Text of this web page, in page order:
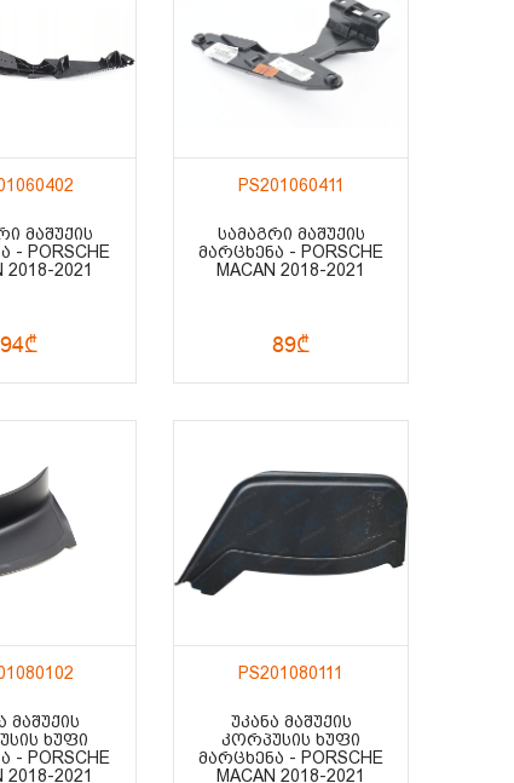
ᲛᲐᲨᲣᲥᲘᲡ
- PORSCHE
2018-2021
94₾
PS201060411
ᲡᲐᲛᲐᲒᲠᲘ ᲛᲐᲨᲣᲥᲘᲡ
ᲛᲐᲠᲪᲮᲔᲜᲐ - PORSCHE
MACAN 2018-2021
89₾
ᲛᲐᲨᲣᲥᲘᲡ
ᲮᲣᲤᲘ
- PORSCHE
2018-2021
PS201080111
ᲣᲙᲐᲜᲐ ᲛᲐᲨᲣᲥᲘᲡ
ᲙᲝᲠᲞᲣᲡᲘᲡ ᲮᲣᲤᲘ
ᲛᲐᲠᲪᲮᲔᲜᲐ - PORSCHE
MACAN 2018-2021